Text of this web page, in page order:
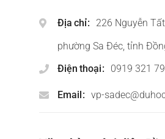
Địa chỉ
226 Nguyễn
phường Sa Đéc, tỉnh
Điện thoại
0919 321
Email vp-